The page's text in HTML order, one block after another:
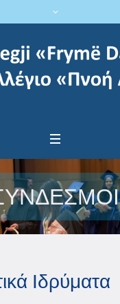
Ιδρύματα